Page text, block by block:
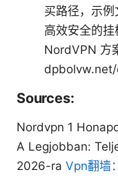
买路径，示
高效安全的
NordVPN 方
dpbolvw.net/
Sources:
Nordvpn 1
A Legjobban:
2026-ra Vpn翻墙